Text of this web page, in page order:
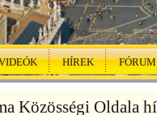
HÍREK FÓRUM
Közösségi Oldala